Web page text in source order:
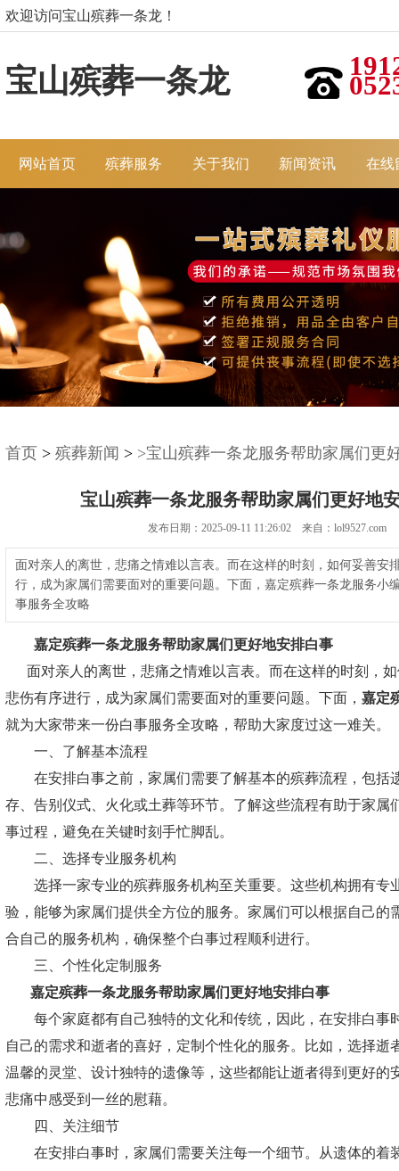
欢迎访问宝山殡葬一条龙！
宝山殡葬一条龙
网站首页 殡葬服务 关于我们 新闻资讯 在线
首页 > 殡葬新闻 > >宝山殡葬一条龙服务帮助家属们更
宝山殡葬一条龙服务帮助家属们更好地
发布日期：2025-09-11 11:26:02 来自：lol9527.com
面对亲人的离世，悲痛之情难以言表。而在这样的时刻，如何妥善安
行，成为家属们需要面对的重要问题。下面，嘉定殡葬一条龙服务小
事服务全攻略
嘉定殡葬一条龙服务帮助家属们更好地安排白事
面对亲人的离世，悲痛之情难以言表。而在这样的时刻，
悲伤有序进行，成为家属们需要面对的重要问题。下面， 嘉定
就为大家带来一份白事服务全攻略，帮助大家度过这一难关。
一、了解基本流程
在安排白事之前，家属们需要了解基本的殡葬流程，包括
存、告别仪式、火化或土葬等环节。了解这些流程有助于家属
事过程，避免在关键时刻手忙脚乱。
二、选择专业服务机构
选择一家专业的殡葬服务机构至关重要。这些机构拥有专
验，能够为家属们提供全方位的服务。家属们可以根据自己的
合自己的服务机构，确保整个白事过程顺利进行。
三、个性化定制服务
嘉定殡葬一条龙服务帮助家属们更好地安排白事
每个家庭都有自己独特的文化和传统，因此，在安排白事
自己的需求和逝者的喜好，定制个性化的服务。比如，选择逝
温馨的灵堂、设计独特的遗像等，这些都能让逝者得到更好的
悲痛中感受到一丝的慰藉。
四、关注细节
在安排白事时，家属们需要关注每一个细节。从遗体的着